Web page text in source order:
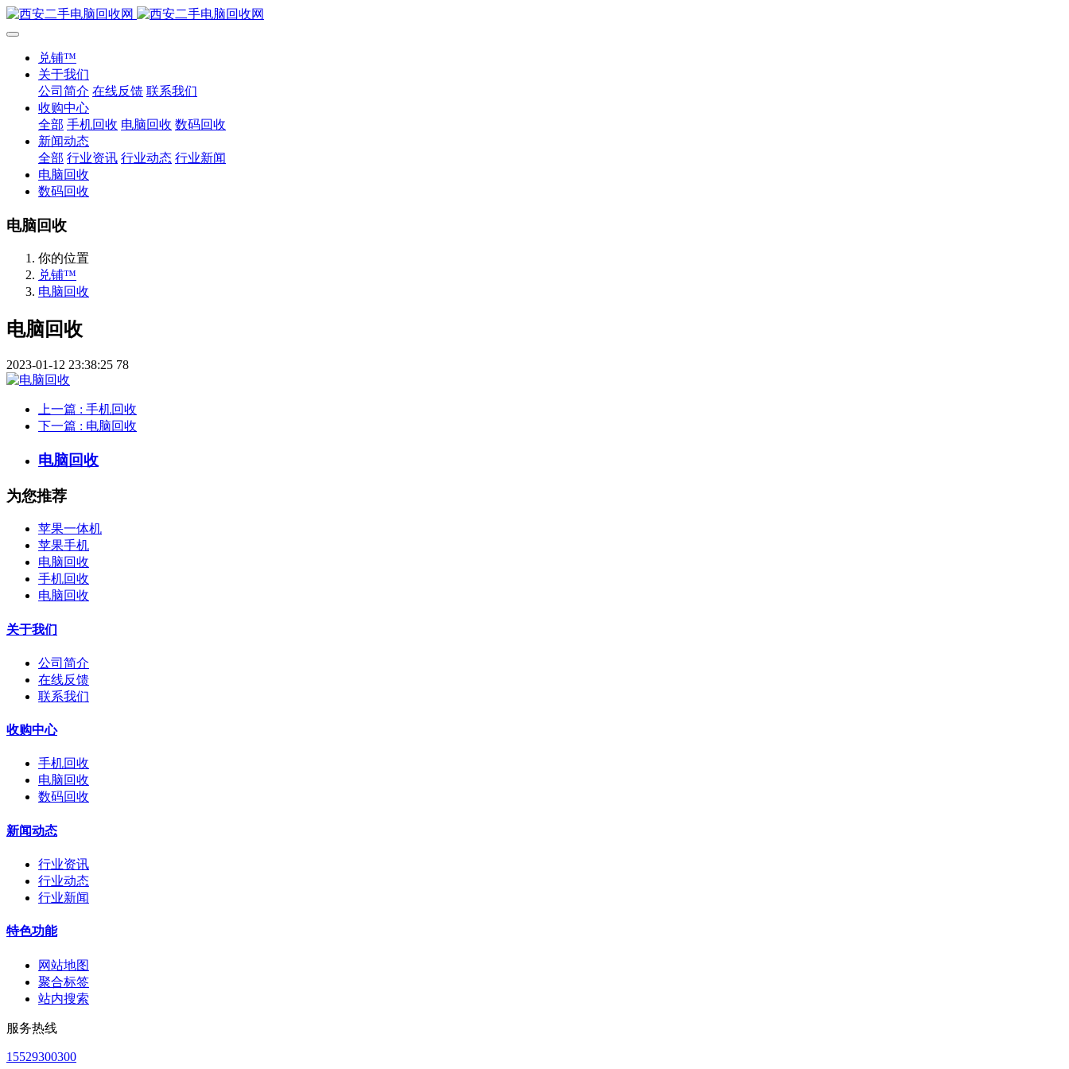
兑铺™
关于我们
公司简介 在线反馈 联系我们
收购中心
全部 手机回收 电脑回收 数码回收
新闻动态
全部 行业资讯 行业动态 行业新闻
电脑回收
数码回收
电脑回收
你的位置
兑铺™
电脑回收
电脑回收
2023-01-12 23:38:25 78
上一篇 : 手机回收
下一篇 : 电脑回收
电脑回收
为您推荐
苹果一体机
苹果手机
电脑回收
手机回收
电脑回收
关于我们
公司简介
在线反馈
联系我们
收购中心
手机回收
电脑回收
数码回收
新闻动态
行业资讯
行业动态
行业新闻
特色功能
网站地图
聚合标签
站内搜索
服务热线
15529300300